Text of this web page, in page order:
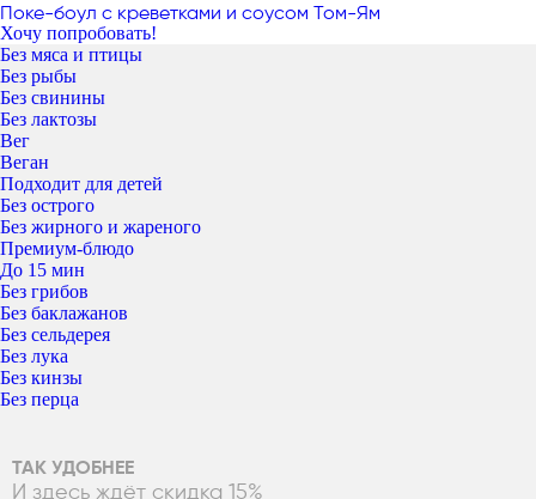
Поке-боул с креветками и соусом Том-Ям
Хочу попробовать!
Без мяса и птицы
Без рыбы
Без свинины
Без лактозы
Вег
Веган
Подходит для детей
Без острого
Без жирного и жареного
Премиум-блюдо
До 15 мин
Без грибов
Без баклажанов
Без сельдерея
Без лука
Без кинзы
Без перца
ТАК УДОБНЕЕ
И здесь ждёт скидка 15%